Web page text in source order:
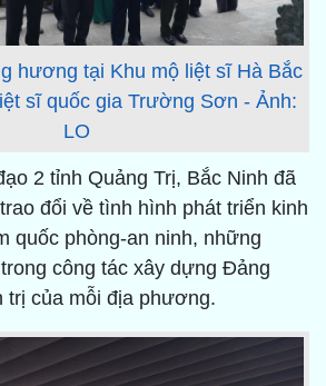
hương tại Khu mộ liệt sĩ Hà Bắc
sĩ quốc gia Trường Sơn - Ảnh:
LO
2 tỉnh Quảng Trị, Bắc Ninh đã
đổi về tình hình phát triển kinh
quốc phòng-an ninh, những
công tác xây dựng Đảng
trị của mỗi địa phương.